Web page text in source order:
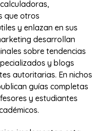
que otros
y enlazan en sus
desarrollan
sobre tendencias
y blogs
autoritarias. En nichos
guías completas
y estudiantes